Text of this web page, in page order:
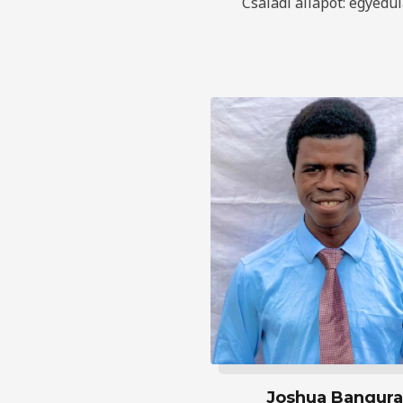
Joshua Bangura